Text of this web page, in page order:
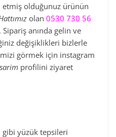
etmiş olduğunuz ürünün
olan 0530 730 56
anında gelin ve
değişiklikleri bizlerle
görmek için instagram
profilini ziyaret
yüzük tepsileri